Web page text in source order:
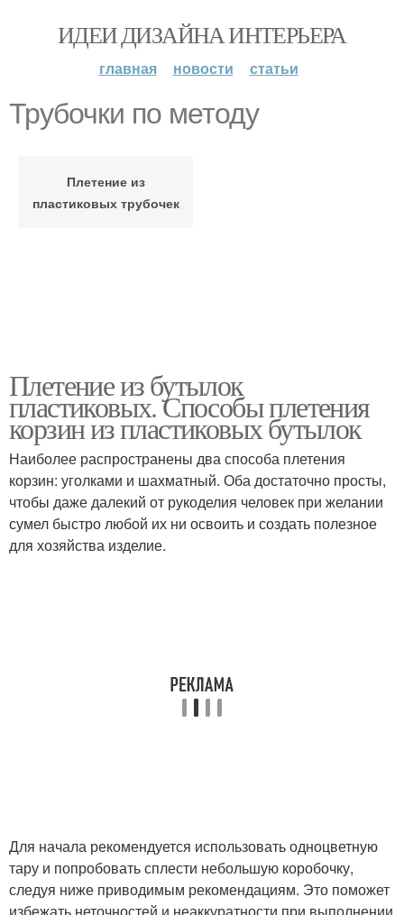
ИДЕИ ДИЗАЙНА ИНТЕРЬЕРА
главная новости статьи
Трубочки по методу
Плетение из
пластиковых трубочек
Плетение из бутылок
пластиковых. Способы плетения
корзин из пластиковых бутылок
Наиболее распространены два способа плетения
корзин: уголками и шахматный. Оба достаточно просты,
чтобы даже далекий от рукоделия человек при желании
сумел быстро любой их ни освоить и создать полезное
для хозяйства изделие.
Для начала рекомендуется использовать одноцветную
тару и попробовать сплести небольшую коробочку,
следуя ниже приводимым рекомендациям. Это поможет